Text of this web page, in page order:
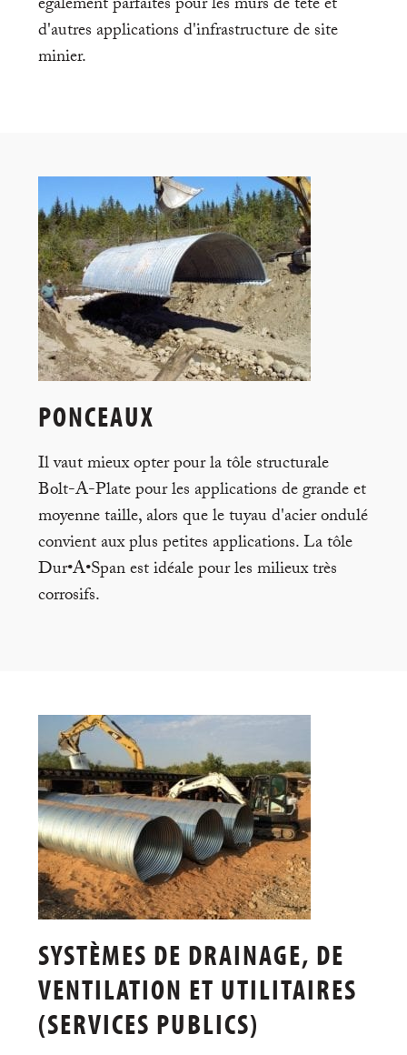
d'autres applications d'infrastructure de site
minier.
PONCEAUX
Il vaut mieux opter pour la tôle structurale
Bolt-A-Plate pour les applications de grande et
moyenne taille, alors que le tuyau d'acier ondulé
convient aux plus petites applications. La tôle
Dur•A•Span est idéale pour les milieux très
corrosifs.
SYSTÈMES DE DRAINAGE, DE
VENTILATION ET UTILITAIRES
(SERVICES PUBLICS)